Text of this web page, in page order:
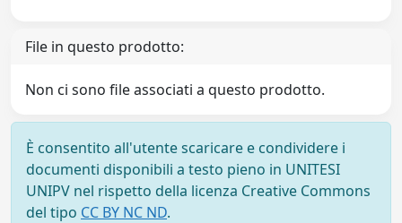
File in questo prodotto:
Non ci sono file associati a questo prodotto.
È consentito all'utente scaricare e condividere i
documenti disponibili a testo pieno in UNITESI
UNIPV nel rispetto della licenza Creative Commons
del tipo CC BY NC ND.